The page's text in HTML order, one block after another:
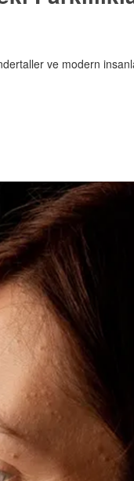
ve modern